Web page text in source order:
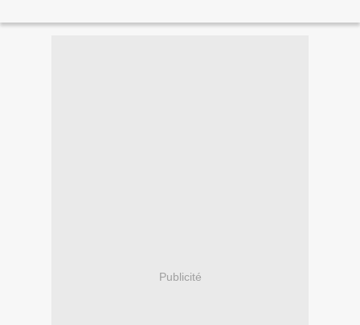
Publicité